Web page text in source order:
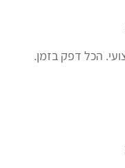
הכל דפק בזמן.